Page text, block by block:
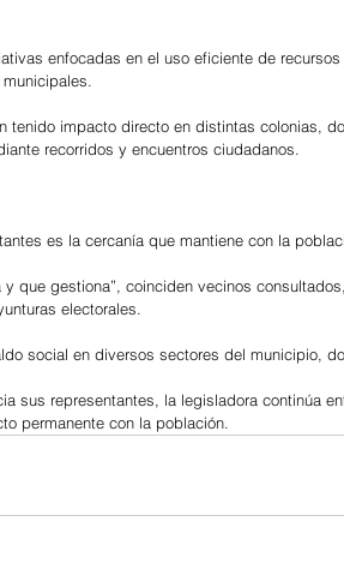
enfocadas en el uso eficiente de
tenido impacto directo en distintas colonias,
recorridos y encuentros ciudadanos.
es la cercanía que mantiene con la
que gestiona”, coinciden vecinos
electorales.
social en diversos sectores del municipio,
sus representantes, la legisladora continúa
permanente con la población.